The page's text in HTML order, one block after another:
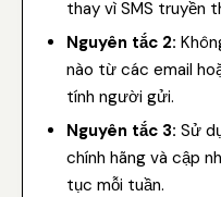
thay vì SMS truyền
Nguyên tắc 2:
nào từ các email
tính người gửi.
Nguyên tắc 3: Sử
chính hãng và cập
tục mỗi tuần.